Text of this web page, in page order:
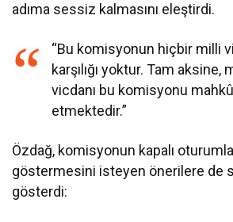
adıma sessiz kalmasını eleştirdi.
“Bu komisyonun hiçbir milli
karşılığı yoktur. Tam aksine,
vicdanı bu komisyonu
etmektedir.”
Özdağ, komisyonun kapalı
göstermesini isteyen önerilere de
gösterdi: